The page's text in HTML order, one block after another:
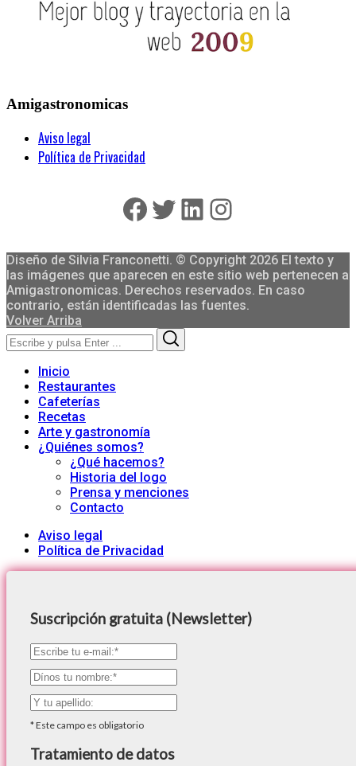
Amigastronomicas
Aviso legal
Política de Privacidad
Facebook
Twitter
LinkedIn
Instagram
Diseño de Silvia Franconetti. © Copyright 2026 El texto y
las imágenes que aparecen en este sitio web pertenecen a
Amigastronomicas. Derechos reservados. En caso
contrario, están identificadas las fuentes.
Volver Arriba
Search
for:
Inicio
Restaurantes
Cafeterías
Recetas
Arte y gastronomía
¿Quiénes somos?
¿Qué hacemos?
Historia del logo
Prensa y menciones
Contacto
Aviso legal
Política de Privacidad
Suscripción gratuita (Newsletter)
*Este campo es obligatorio
Tratamiento de datos